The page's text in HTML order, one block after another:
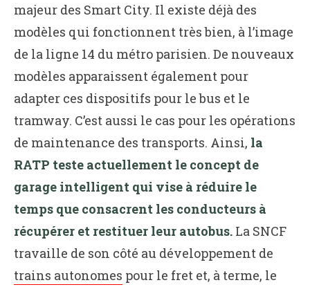
majeur des Smart City. Il existe déjà des
modèles qui fonctionnent très bien, à l’image
de la ligne 14 du métro parisien. De nouveaux
modèles apparaissent également pour
adapter ces dispositifs pour le bus et le
tramway. C’est aussi le cas pour les opérations
de maintenance des transports. Ainsi, la
RATP teste actuellement le concept de
garage intelligent qui vise à réduire le
temps que consacrent les conducteurs à
récupérer et restituer leur autobus. La SNCF
travaille de son côté au développement de
trains autonomes pour le fret et, à terme, le